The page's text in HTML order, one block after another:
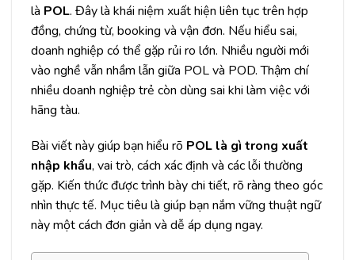
là POL. Đây là khái niệm xuất hiện liên tục trên hợp
đồng, chứng từ, booking và vận đơn. Nếu hiểu sai,
doanh nghiệp có thể gặp rủi ro lớn. Nhiều người mới
vào nghề vẫn nhầm lẫn giữa POL và POD. Thậm chí
nhiều doanh nghiệp trẻ còn dùng sai khi làm việc với
hãng tàu.
Bài viết này giúp bạn hiểu rõ POL là gì trong xuất
nhập khẩu, vai trò, cách xác định và các lỗi thường
gặp. Kiến thức được trình bày chi tiết, rõ ràng theo góc
nhìn thực tế. Mục tiêu là giúp bạn nắm vững thuật ngữ
này một cách đơn giản và dễ áp dụng ngay.